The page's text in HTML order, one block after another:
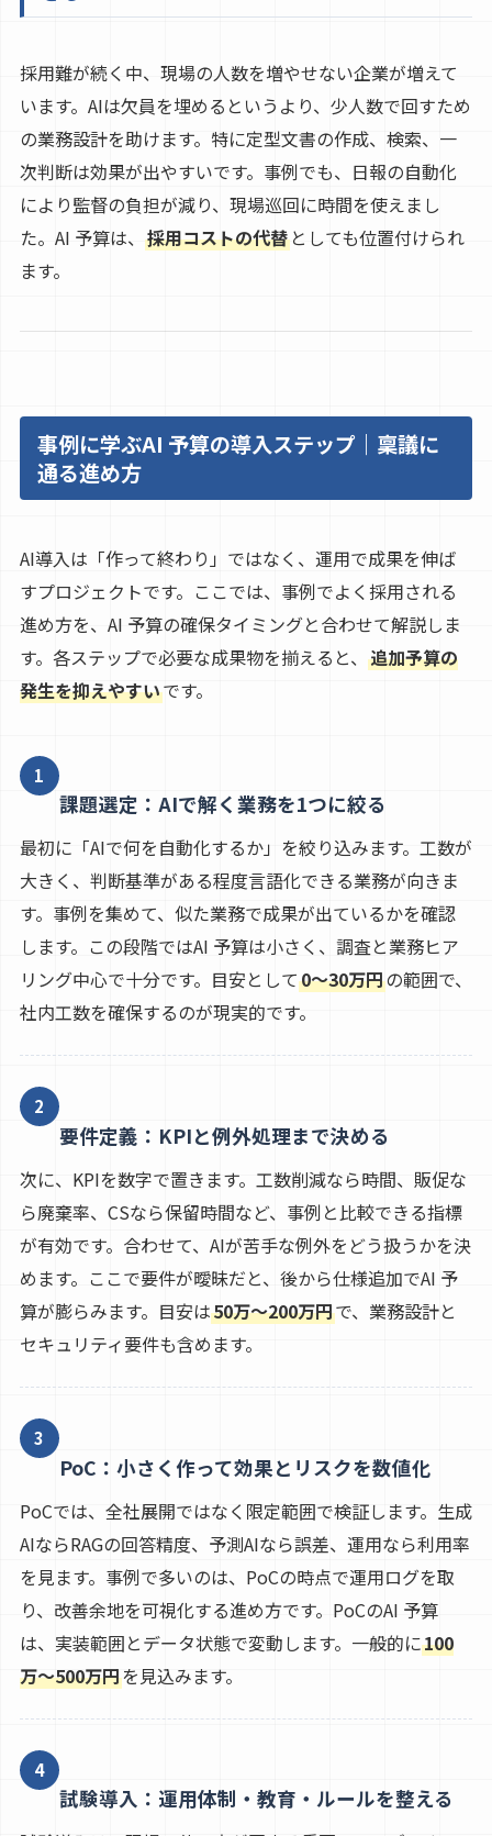
採用難が続く中、現場の人数を増やせない企業が増えて
います。AIは欠員を埋めるというより、少人数で回すため
の業務設計を助けます。特に定型文書の作成、検索、一
次判断は効果が出やすいです。事例でも、日報の自動化
により監督の負担が減り、現場巡回に時間を使えまし
た。AI 予算は、 採用コストの代替としても位置付けられ
ます。
事例に学ぶAI 予算の導入ステップ｜稟議に
通る進め方
AI導入は「作って終わり」ではなく、運用で成果を伸ば
すプロジェクトです。ここでは、事例でよく採用される
進め方を、AI 予算の確保タイミングと合わせて解説しま
す。各ステップで必要な成果物を揃えると、 追加予算の
発生を抑えやすいです。
1
課題選定：AIで解く業務を1つに絞る
最初に「AIで何を自動化するか」を絞り込みます。工数が
大きく、判断基準がある程度言語化できる業務が向きま
す。事例を集めて、似た業務で成果が出ているかを確認
します。この段階ではAI 予算は小さく、調査と業務ヒア
リング中心で十分です。目安として0〜30万円の範囲で、
社内工数を確保するのが現実的です。
2
要件定義：KPIと例外処理まで決める
次に、KPIを数字で置きます。工数削減なら時間、販促な
ら廃棄率、CSなら保留時間など、事例と比較できる指標
が有効です。合わせて、AIが苦手な例外をどう扱うかを決
めます。ここで要件が曖昧だと、後から仕様追加でAI 予
算が膨らみます。目安は50万〜200万円で、業務設計と
セキュリティ要件も含めます。
3
PoC：小さく作って効果とリスクを数値化
PoCでは、全社展開ではなく限定範囲で検証します。生成
AIならRAGの回答精度、予測AIなら誤差、運用なら利用率
を見ます。事例で多いのは、PoCの時点で運用ログを取
り、改善余地を可視化する進め方です。PoCのAI 予算
は、実装範囲とデータ状態で変動します。一般的に100
万〜500万円を見込みます。
4
試験導入：運用体制・教育・ルールを整える